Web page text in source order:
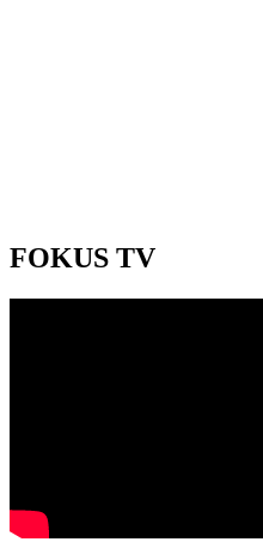
FOKUS TV